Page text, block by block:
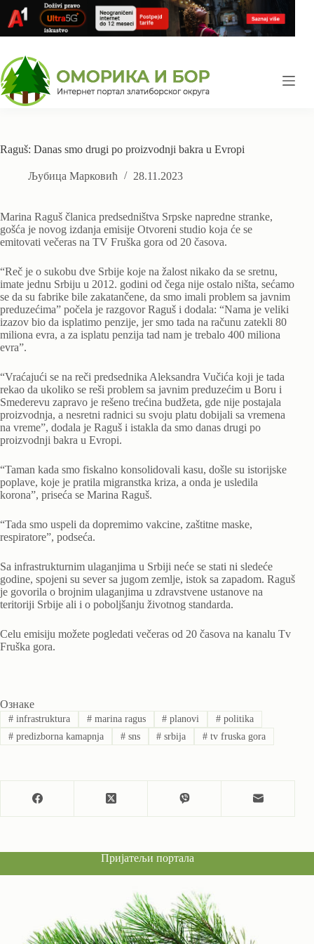
content
Raguš: Danas smo drugi po proizvodnji bakra u Evropi
Љубица Марковић 28.11.2023
Marina Raguš članica predsedništva Srpske napredne stranke,
gošća je novog izdanja emisije Otvoreni studio koja će se
emitovati večeras na TV Fruška gora od 20 časova.
“Reč je o sukobu dve Srbije koje na žalost nikako da se sretnu,
imate jednu Srbiju u 2012. godini od čega nije ostalo ništa, sećamo
se da su fabrike bile zakatančene, da smo imali problem sa javnim
preduzećima” počela je razgovor Raguš i dodala: “Nama je veliki
izazov bio da isplatimo penzije, jer smo tada na računu zatekli 80
miliona evra, a za isplatu penzija tad nam je trebalo 400 miliona
evra”.
“Vraćajući se na reči predsednika Aleksandra Vučića koji je tada
rekao da ukoliko se reši problem sa javnim preduzećim u Boru i
Smederevu zapravo je rešeno trećina budžeta, gde nije postajala
proizvodnja, a nesretni radnici su svoju platu dobijali sa vremena
na vreme”, dodala je Raguš i istakla da smo danas drugi po
proizvodnji bakra u Evropi.
“Taman kada smo fiskalno konsolidovali kasu, došle su istorijske
poplave, koje je pratila migranstka kriza, a onda je usledila
korona”, priseća se Marina Raguš.
“Tada smo uspeli da dopremimo vakcine, zaštitne maske,
respiratore”, podseća.
Sa infrastrukturnim ulaganjima u Srbiji neće se stati ni sledeće
godine, spojeni su sever sa jugom zemlje, istok sa zapadom. Raguš
je govorila o brojnim ulaganjima u zdravstvene ustanove na
teritoriji Srbije ali i o poboljšanju životnog standarda.
Celu emisiju možete pogledati večeras od 20 časova na kanalu Tv
Fruška gora.
Ознаке
#infrastruktura #marina ragus # planovi # politika
#predizborna kamapnja #sns # srbija # tv fruska gora
Пријатељи портала